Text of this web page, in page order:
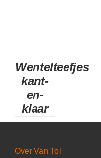
DETAILS
Wentelteefjes
kant-
en-
klaar
Over Van Tol